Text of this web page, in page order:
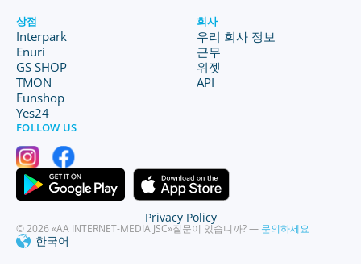
상점
Interpark
Enuri
GS SHOP
TMON
Funshop
Yes24
회사
우리 회사 정보
근무
위젯
API
FOLLOW US
© 2026 «AA INTERNET-MEDIA JSC»질문이 있습니까? — 문의하세요
한국어
Privacy Policy